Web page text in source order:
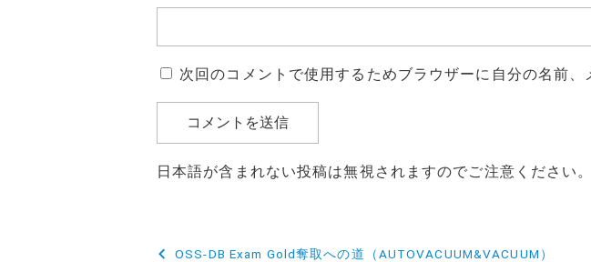
次回のコメントで使用するためブラウザーに自分の名前、
日本語が含まれない投稿は無視されますのでご注意ください
投 OSS-DB Exam Gold奪取への道（AUTOVACUUM&VACUUM）